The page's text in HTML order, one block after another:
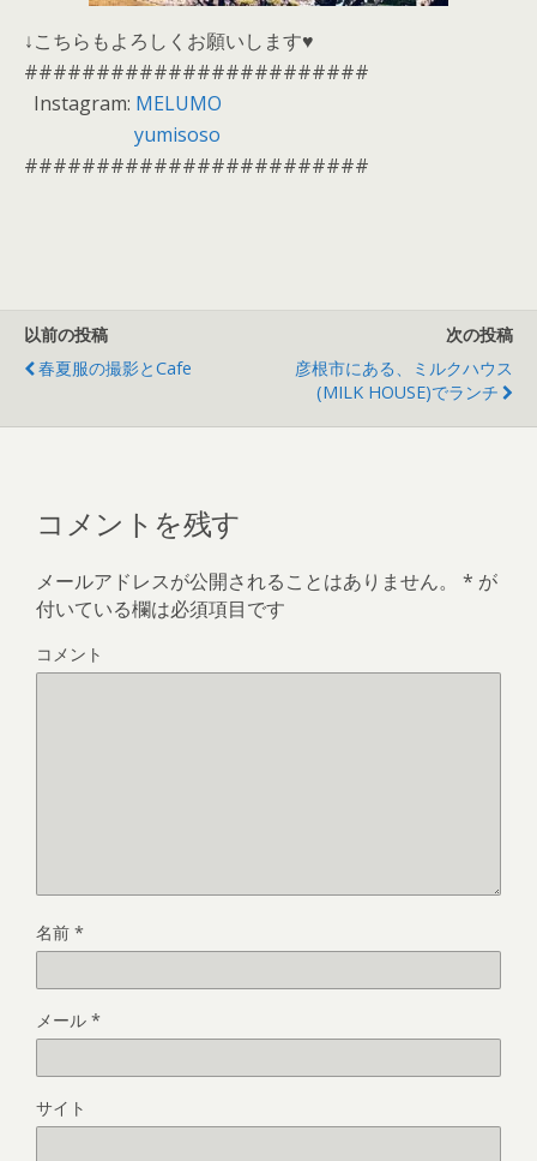
↓こちらもよろしくお願いします♥
########################
Instagram: MELUMO
yumisoso
########################
以前の投稿
春夏服の撮影とcafe
次の投稿
彦根市にある、ミルクハウス
(MILK HOUSE)でランチ
コメントを残す
メールアドレスが公開されることはありません。 * が
付いている欄は必須項目です
コメント
名前 *
メール *
サイト